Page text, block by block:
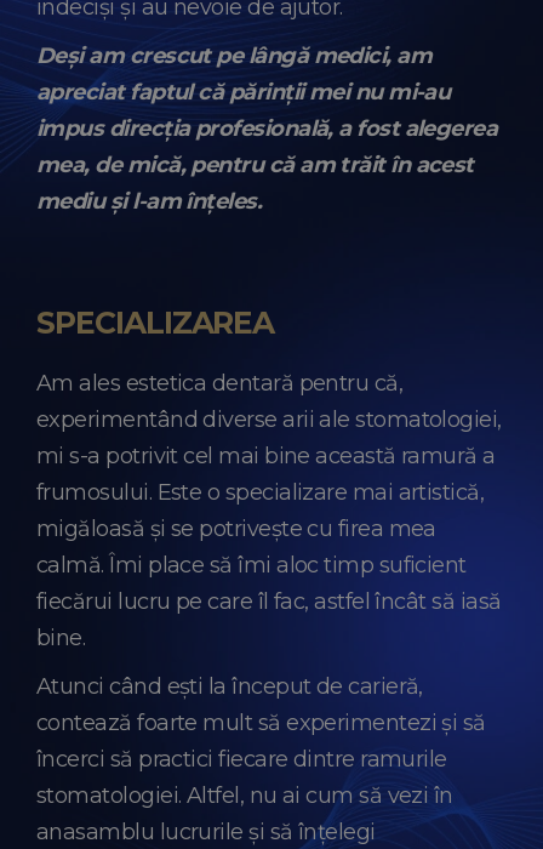
indeciși și au nevoie de ajutor.
Deși am crescut pe lângă medici, am
apreciat faptul că părinții mei nu mi-au
impus direcția profesională, a fost alegerea
mea, de mică, pentru că am trăit în acest
mediu și l-am înțeles.
SPECIALIZAREA
Am ales estetica dentară pentru că,
experimentând diverse arii ale stomatologiei,
mi s-a potrivit cel mai bine această ramură a
frumosului. Este o specializare mai artistică,
migăloasă și se potrivește cu firea mea
calmă. Îmi place să îmi aloc timp suficient
fiecărui lucru pe care îl fac, astfel încât să iasă
bine.
Atunci când ești la început de carieră,
contează foarte mult să experimentezi și să
încerci să practici fiecare dintre ramurile
stomatologiei. Altfel, nu ai cum să vezi în
anasamblu lucrurile și să înțelegi